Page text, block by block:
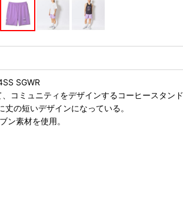
SGWR
ミュニティをデザインするコーヒースタン
の短いデザインになっている。
ン素材を使用。